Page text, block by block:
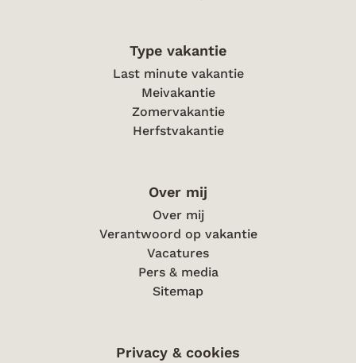
Type vakantie
Last minute vakantie
Meivakantie
Zomervakantie
Herfstvakantie
Over mij
Over mij
Verantwoord op vakantie
Vacatures
Pers & media
Sitemap
Privacy & cookies